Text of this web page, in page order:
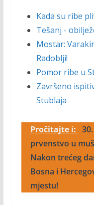
Kada su ribe
Tešanj -
Mostar:
Radoblji!
Pomor ribe u
Završeno
Stublaja
Pročitajte i:
prvenstvo u
Nakon trećeg
Bosna i
mjestu!